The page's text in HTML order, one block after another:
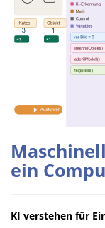
ein
KI verstehen für